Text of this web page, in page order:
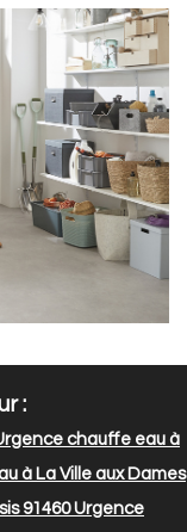
:
chauffe eau à
à La Ville aux Dames
91460Urgence